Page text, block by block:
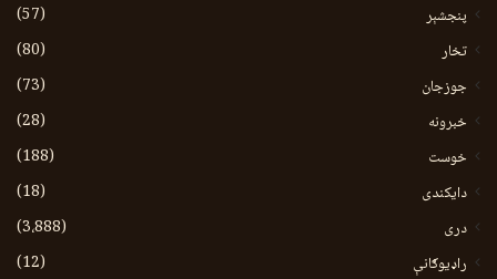
پنجشېر
(57)
تخار
(80)
جوزجان
(73)
خبرونه
(28)
خوست
(188)
دایکندی
(18)
دری
(3،888)
راډیوګانې
(12)